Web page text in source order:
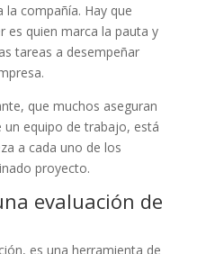
compañía. Hay que
es quien marca la pauta y
tareas a desempeñar
que muchos aseguran
equipo de trabajo, está
a cada uno de los
proyecto.
evaluación de
es una herramienta de